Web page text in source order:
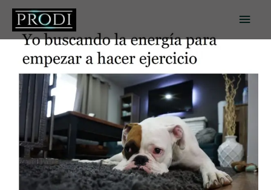
contenido